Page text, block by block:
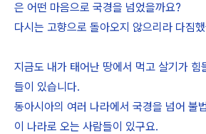
은 어떤 마음으로 국경을 넘었을까요?
다시는 고향으로 돌아오지 않으리라 다짐
지금도 내가 태어난 땅에서 먹고 살기가 힘
들이 있습니다.
동아시아의 여러 나라에서 국경을 넘어 불
이 나라로 오는 사람들이 있구요.